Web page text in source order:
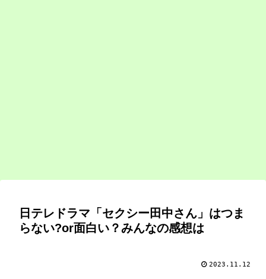
日テレドラマ「セクシー田中さん」はつま
らない?or面白い？みんなの感想は
2023.11.12